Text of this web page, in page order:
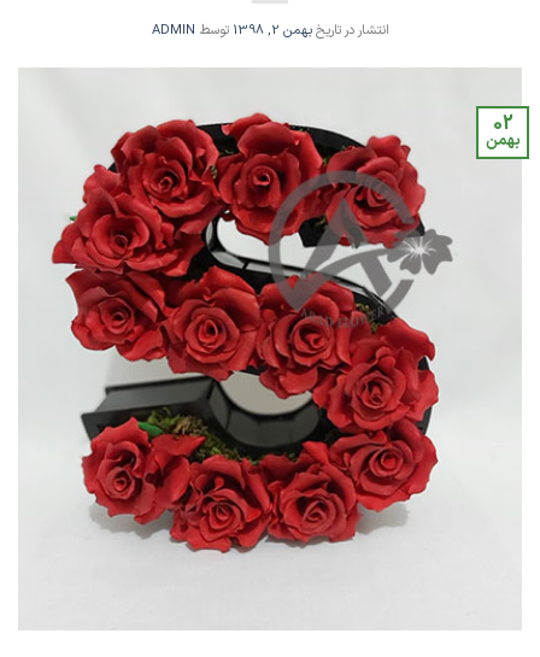
انتشار در تاریخبهمن 2, 1398 توسط ADMIN
02
بهمن